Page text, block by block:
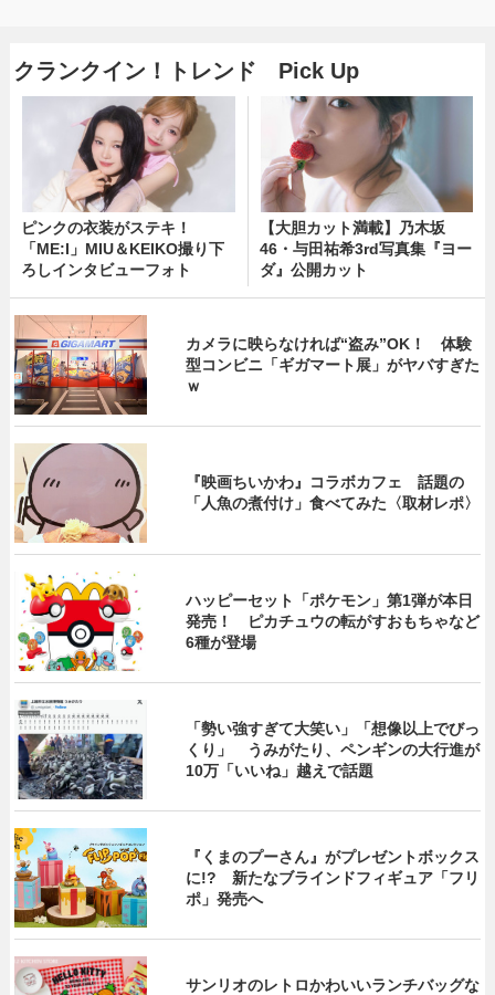
クランクイン！トレンド Pick Up
ピンクの衣装がステキ！
「ME:I」MIU＆KEIKO撮り下
ろしインタビューフォト
【大胆カット満載】乃木坂
46・与田祐希3rd写真集『ヨー
ダ』公開カット
カメラに映らなければ“盗み”OK！ 体験
型コンビニ「ギガマート展」がヤバすぎた
ｗ
『映画ちいかわ』コラボカフェ 話題の
「人魚の煮付け」食べてみた〈取材レポ〉
ハッピーセット「ポケモン」第1弾が本日
発売！ ピカチュウの転がすおもちゃなど
6種が登場
「勢い強すぎて大笑い」「想像以上でびっ
くり」 うみがたり、ペンギンの大行進が
10万「いいね」越えで話題
『くまのプーさん』がプレゼントボックス
に!? 新たなブラインドフィギュア「フリ
ポ」発売へ
サンリオのレトロかわいいランチバッグな